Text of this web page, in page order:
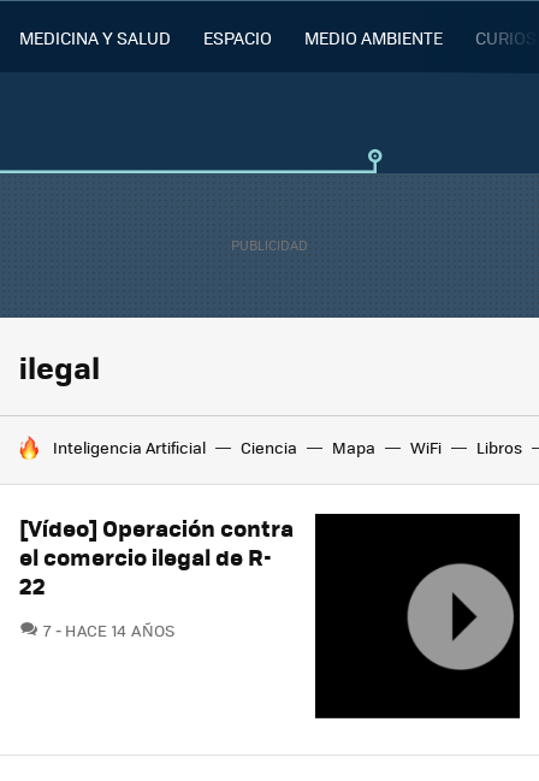
MEDICINA Y SALUD ESPACIO MEDIO AMBIENTE
ilegal
HOY SE HABLA DE
Inteligencia Artificial Ciencia Mapa WiFi Libros
[Vídeo] Operación contra
el comercio ilegal de R-
22
7COMENTARIOS
HACE 14 AÑOS